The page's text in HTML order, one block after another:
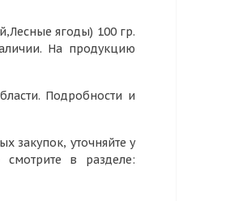
ягоды) 100 гр.
На продукцию
Подробности и
закупок, уточняйте у
в разделе: